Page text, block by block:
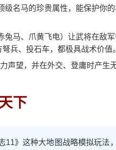
级名马的珍贵属性，能保护你
兔马、爪黄飞电）让武将在敌
兵、投石车，都极具战术价值。
声望，并在外交、登庸时产生
下
11》这种大地图战略模拟玩法